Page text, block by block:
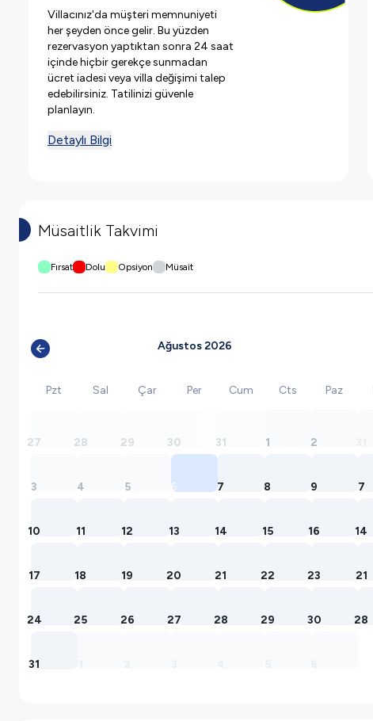
Villacınız'da müşteri memnuniyeti
her şeyden önce gelir. Bu yüzden
rezervasyon yaptıktan sonra 24 saat
içinde hiçbir gerekçe sunmadan
ücret iadesi veya villa değişimi talep
edebilirsiniz. Tatilinizi güvenle
planlayın.
Detaylı Bilgi
Müsaitlik Takvimi
Fırsat Dolu Opsiyon Müsait
Ağustos 2026
Pzt Sal Çar Per Cum Cts Paz
27 28 29 30 31 1 2
3 4 5 6 7 8 9
10 11 12 13 14 15 16
17 18 19 20 21 22 23
24 25 26 27 28 29 30
31
7
14
21
28